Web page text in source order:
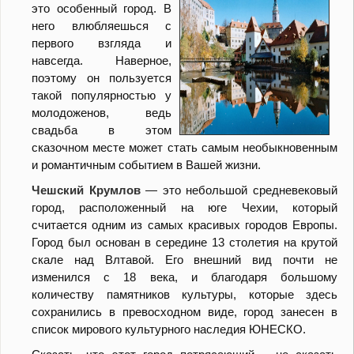
это особенный город. В
него влюбляешься с
первого взгляда и
навсегда. Наверное,
поэтому он пользуется
такой популярностью у
молодоженов, ведь
свадьба в этом
сказочном месте может стать самым необыкновенным
и романтичным событием в Вашей жизни.
Чешский Крумлов— это небольшой средневековый
город, расположенный на юге Чехии, который
считается одним из самых красивых городов Европы.
Город был основан в середине 13 столетия на крутой
скале над Влтавой. Его внешний вид почти не
изменился с 18 века, и благодаря большому
количеству памятников культуры, которые здесь
сохранились в превосходном виде, город занесен в
список мирового культурного наследия ЮНЕСКО.